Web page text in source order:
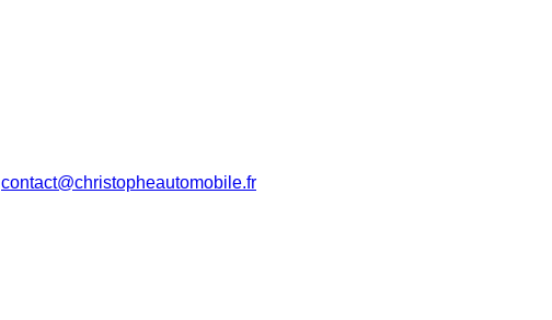
contact@christopheautomobile.fr